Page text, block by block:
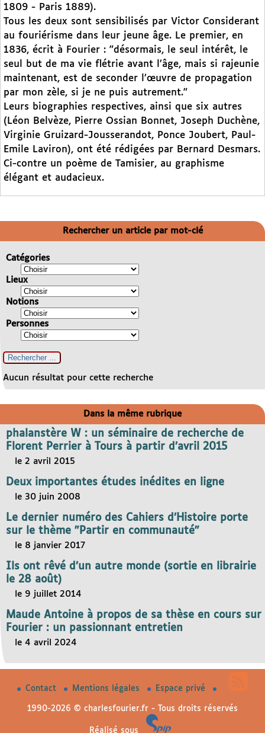
1809 - Paris 1889).
Tous les deux sont sensibilisés par Victor Considerant
au fouriérisme dans leur jeune âge. Le premier, en
1836, écrit à Fourier : "désormais, le seul intérêt, le
seul but de ma vie flétrie avant l’âge, mais si rajeunie
maintenant, est de seconder l’œuvre de propagation
par mon zèle, si je ne puis autrement."
Leurs biographies respectives, ainsi que six autres
(Léon Belvèze, Pierre Ossian Bonnet, Joseph Duchène,
Virginie Gruizard-Jousserandot, Ponce Joubert, Paul-
Emile Laviron), ont été rédigées par Bernard Desmars.
Ci-contre un poème de Tamisier, au graphisme
élégant et audacieux.
Rechercher un article par mot-clé
Catégories
Lieux
Notions
Personnes
Aucun résultat pour cette recherche
Dans la même rubrique
phalanstère W : un séminaire de recherche de
Florent Perrier à Tours à partir d’avril 2015
le 2 avril 2015
Deux importantes études inédites en ligne
le 30 juin 2008
Le dernier numéro des Cahiers d’Histoire porte
sur le thème "Partir en communauté"
le 8 janvier 2017
Ils ont rêvé d’un autre monde (sortie en librairie
le 28 août)
le 9 juillet 2014
Maude Antoine à propos de sa thèse en cours sur
Fourier : un passionnant entretien
le 4 avril 2024
Contact Mentions légales Espace privé
1990-2026 © charlesfourier.fr - Tous droits réservés
Réalisé sous